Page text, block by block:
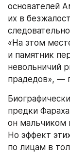
основателей
их в
«На этом
и памятник
невольничий
прадедов», —
предки
он мальчиком
Но эффект
по лицам в